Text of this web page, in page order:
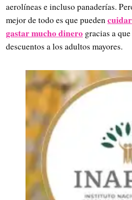
aerolíneas e incluso panaderías.
mejor de todo es que pueden
gastar mucho dinero gracias a
descuentos a los adultos mayores.